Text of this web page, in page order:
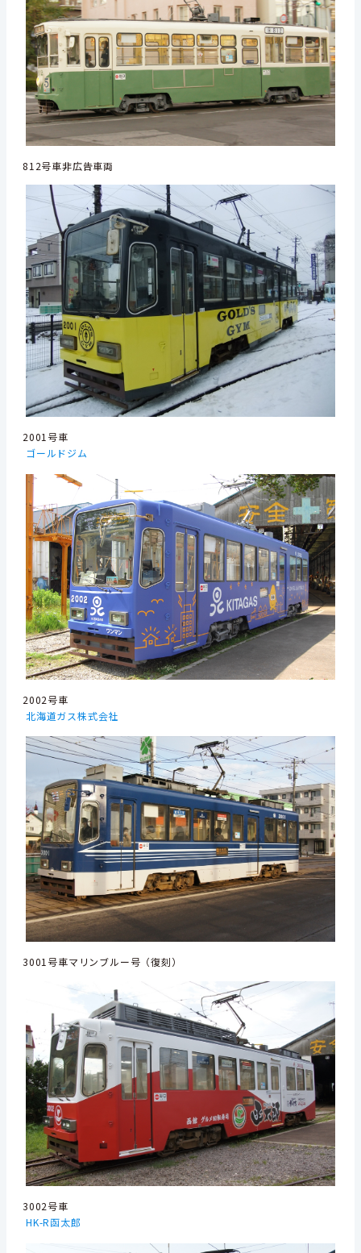
812号車非広告車両
2001号車
ゴールドジム
2002号車
北海道ガス株式会社
3001号車マリンブルー号（復刻）
3002号車
HK-R函太郎